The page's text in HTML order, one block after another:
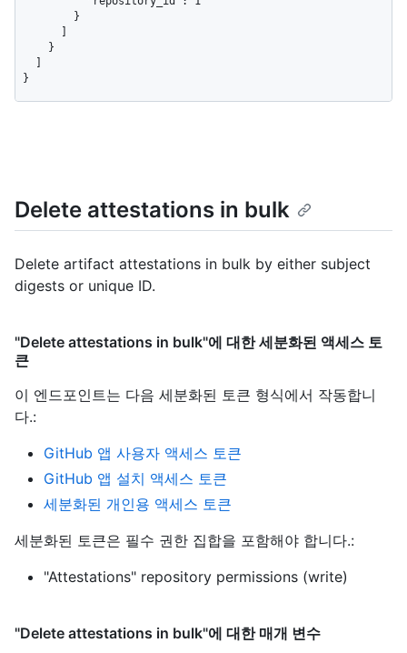
Delete attestations in bulk
Delete artifact attestations in bulk by either subject
digests or unique ID.
"Delete attestations in bulk"에 대한 세분화된 액세스 토
큰
이 엔드포인트는 다음 세분화된 토큰 형식에서 작동합니
다.:
GitHub 앱 사용자 액세스 토큰
GitHub 앱 설치 액세스 토큰
세분화된 개인용 액세스 토큰
세분화된 토큰은 필수 권한 집합을 포함해야 합니다.:
"Attestations" repository permissions (write)
"Delete attestations in bulk"에 대한 매개 변수